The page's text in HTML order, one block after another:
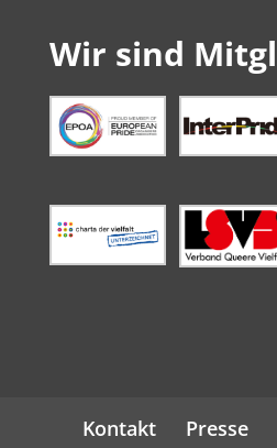
Wir sind
Kontakt Presse